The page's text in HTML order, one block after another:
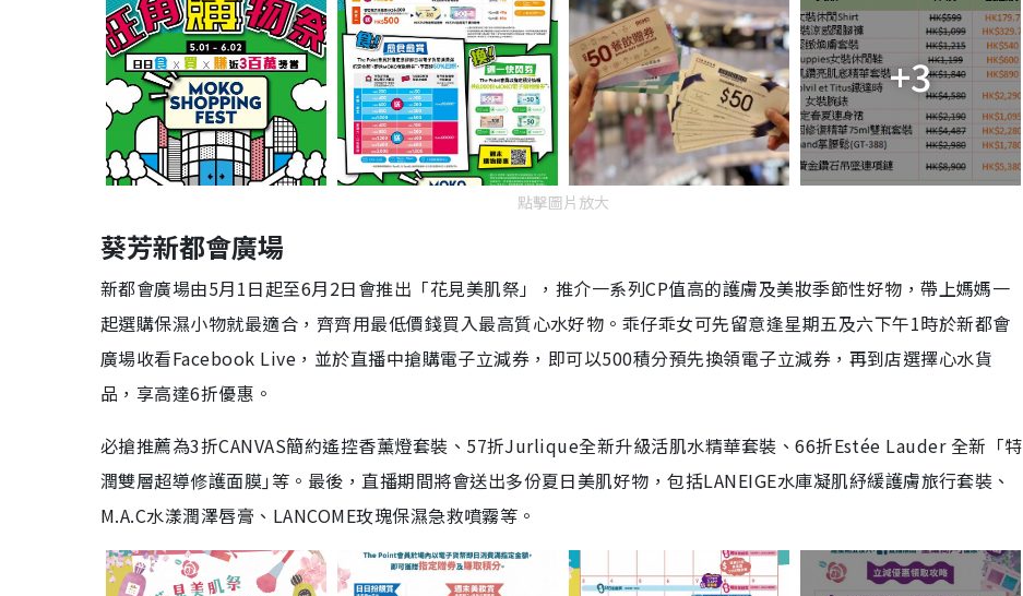
+3
點擊圖片放大
葵芳新都會廣場
新都會廣場由5月1日起至6月2日會推出「花見美肌祭」，推介一系列CP值高的護膚及美妝季節性好物，帶上媽媽一
起選購保濕小物就最適合，齊齊用最低價錢買入最高質心水好物。乖仔乖女可先留意逢星期五及六下午1時於新都會
廣場收看Facebook Live，並於直播中搶購電子立減券，即可以500積分預先換領電子立減券，再到店選擇心水貨
品，享高達6折優惠。
必搶推薦為3折CANVAS簡約遙控香薰燈套裝、57折Jurlique全新升級活肌水精華套裝、66折Estée Lauder 全新「特
潤雙層超導修護面膜｣等。最後，直播期間將會送出多份夏日美肌好物，包括LANEIGE水庫凝肌紓緩護膚旅行套裝、
M.A.C水漾潤澤唇膏、LANCOME玫瑰保濕急救噴霧等。